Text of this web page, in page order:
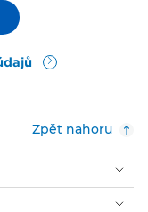
Zpět nahoru